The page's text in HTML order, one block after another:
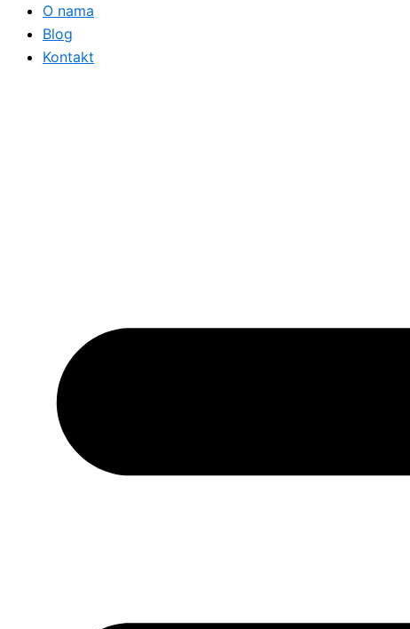
O nama
Blog
Kontakt